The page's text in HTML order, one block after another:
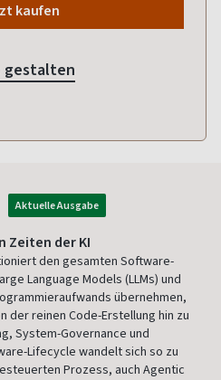
kaufen
gestalten
Aktuelle Ausgabe
Zeiten der KI
den gesamten Software-
Language Models (LLMs) und
übernehmen,
der reinen Code-Erstellung hin zu
System-Governance und
Lifecycle wandelt sich so zu
Prozess, auch Agentic